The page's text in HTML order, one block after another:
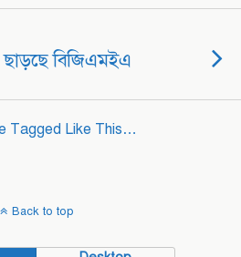
বিজিএমইএ
Tagged Like This…
Back to top